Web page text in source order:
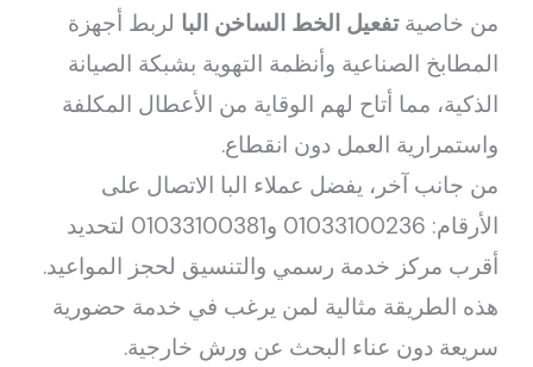
من خاصيةتفعيل الخط الساخن البا لربط أجهزة
المطابخ الصناعية وأنظمة التهوية بشبكة الصيانة
الذكية، مما أتاح لهم الوقاية من الأعطال المكلفة
واستمرارية العمل دون انقطاع.
من جانب آخر، يفضل عملاء البا الاتصال على
الأرقام: 01033100236 و01033100381 لتحديد
أقرب مركز خدمة رسمي والتنسيق لحجز المواعيد.
هذه الطريقة مثالية لمن يرغب في خدمة حضورية
سريعة دون عناء البحث عن ورش خارجية.